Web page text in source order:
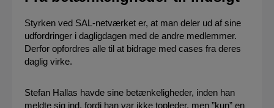
Styrken ved SAL-netværket er, at man deler ud af sine
udfordringer i dagligdagen med de andre medlemmer.
Derfor opfordres alle til at bidrage med cases fra deres
daglig virke.
Stefan Hallas havde sine betænkeligheder, inden han
meldte sig ind, fordi han var ikke topleder, men ”kun” en